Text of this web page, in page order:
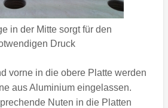
in der Mitte sorgt für den
Druck
vorne in die obere Platte werden
aus Aluminium eingelassen.
Nuten in die Platten